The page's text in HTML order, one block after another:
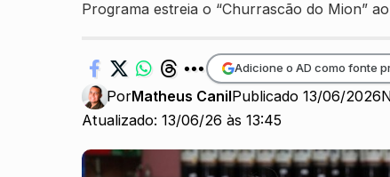
Programa estreia o “Churrascão do Mion”
Atualizado: 13/06/26 às 13:45
PorMatheus CanilPublicado 13/06/2026
Adicione o AD como fonte